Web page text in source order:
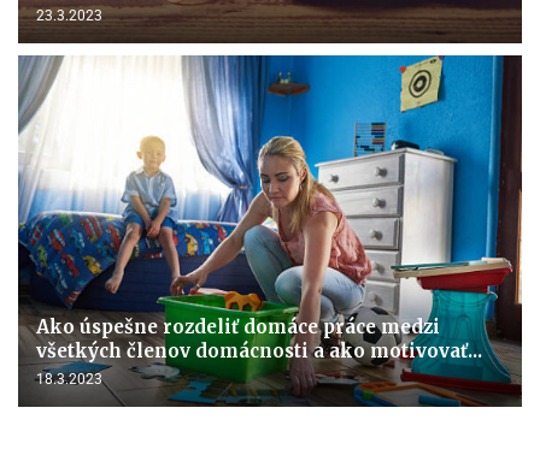
23.3.2023
Ako úspešne rozdeliť domáce práce medzi
všetkých členov domácnosti a ako motivovať...
18.3.2023